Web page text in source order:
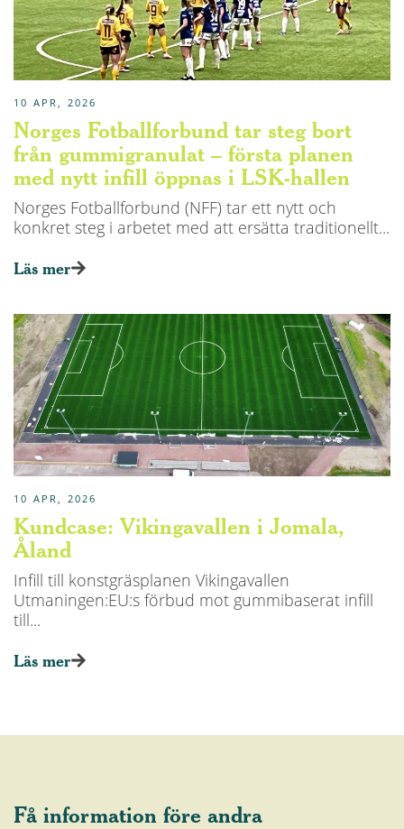
10 APR, 2026
Norges Fotballforbund tar steg bort
från gummigranulat – första planen
med nytt infill öppnas i LSK-hallen
Norges Fotballforbund (NFF) tar ett nytt och
konkret steg i arbetet med att ersätta traditionellt...
Läs mer
10 APR, 2026
Kundcase: Vikingavallen i Jomala,
Åland
Infill till konstgräsplanen Vikingavallen
Utmaningen:EU:s förbud mot gummibaserat infill
till...
Läs mer
Få information före andra